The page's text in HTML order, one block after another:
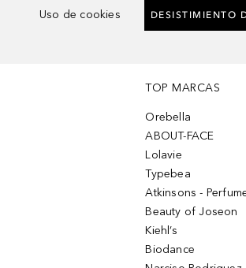
Uso de cookies
DESISTIMIENTO
TOP MARCAS
Orebella
ABOUT-FACE
Lolavie
Typebea
Atkinsons -
Beauty of Joseon
Kiehl’s
Biodance